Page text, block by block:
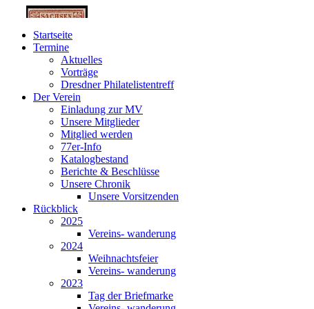
Startseite
Termine
Aktuelles
Vorträge
Dresdner Philatelistentreff
Der Verein
Einladung zur MV
Unsere Mitglieder
Mitglied werden
77er-Info
Katalogbestand
Berichte & Beschlüsse
Unsere Chronik
Unsere Vorsitzenden
Rückblick
2025
Vereins- wanderung
2024
Weihnachtsfeier
Vereins- wanderung
2023
Tag der Briefmarke